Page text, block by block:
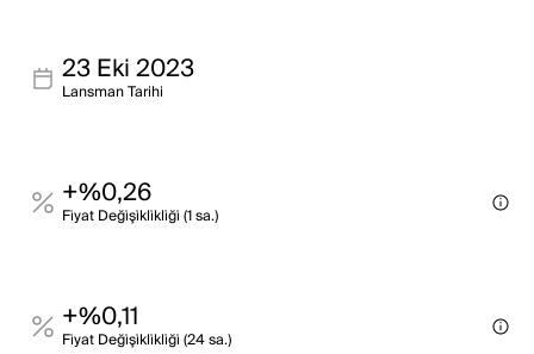
23 Eki 2023
Lansman Tarihi
+%0,26
Fi̇yat Deği̇şi̇kli̇kli̇ği̇ (1 sa.)
+%0,11
Fi̇yat Deği̇şi̇kli̇kli̇ği̇ (24 sa.)